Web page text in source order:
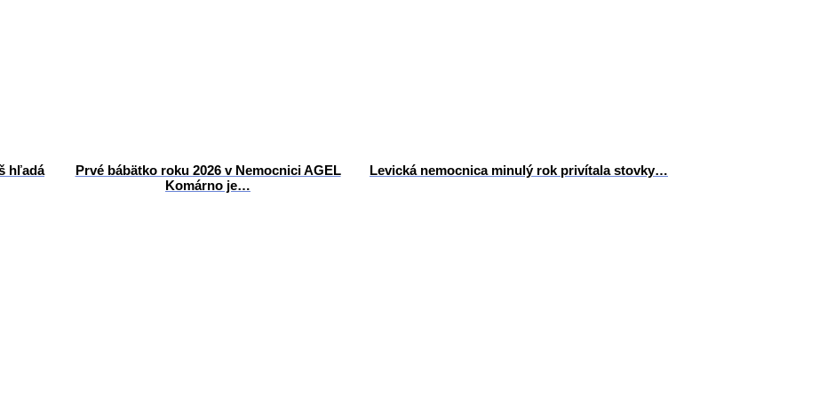
hľadá
Prvé bábätko roku 2026 v Nemocnici AGEL
Komárno je…
Levická nemocnica minulý rok privítala stovky…